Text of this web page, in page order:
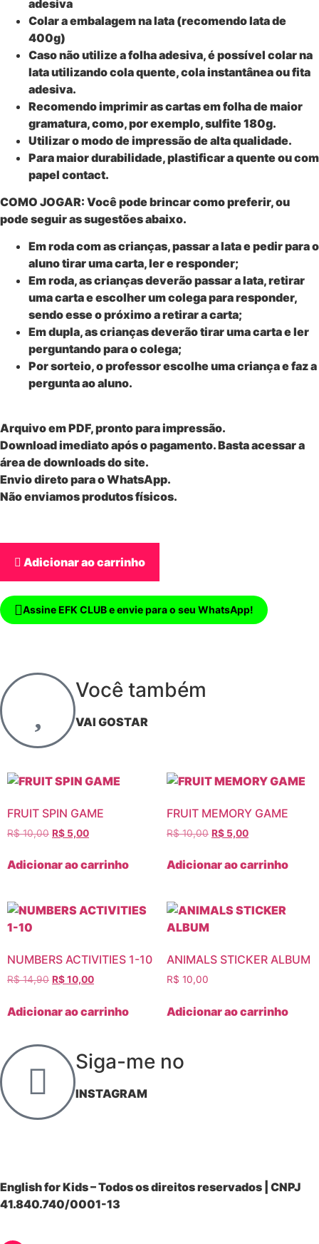
adesiva
Colar a embalagem na lata (recomendo lata de
400g)
Caso não utilize a folha adesiva, é possível colar na
lata utilizando cola quente, cola instantânea ou fita
adesiva.
Recomendo imprimir as cartas em folha de maior
gramatura, como, por exemplo, sulfite 180g.
Utilizar o modo de impressão de alta qualidade.
Para maior durabilidade, plastificar a quente ou com
papel contact.
COMO JOGAR: Você pode brincar como preferir, ou
pode seguir as sugestões abaixo.
Em roda com as crianças, passar a lata e pedir para o
aluno tirar uma carta, ler e responder;
Em roda, as crianças deverão passar a lata, retirar
uma carta e escolher um colega para responder,
sendo esse o próximo a retirar a carta;
Em dupla, as crianças deverão tirar uma carta e ler
perguntando para o colega;
Por sorteio, o professor escolhe uma criança e faz a
pergunta ao aluno.
Arquivo em PDF, pronto para impressão.
Download imediato após o pagamento. Basta acessar a
área de downloads do site.
Envio direto para o WhatsApp.
Não enviamos produtos físicos.
Adicionar ao carrinho
Assine EFK CLUB e envie para o seu WhatsApp!
Você também
VAI GOSTAR
FRUIT SPIN GAME
R$10,00 R$ 5,00
Adicionar ao carrinho
FRUIT MEMORY GAME
R$10,00 R$ 5,00
Adicionar ao carrinho
NUMBERS ACTIVITIES 1-10
R$14,90 R$10,00
Adicionar ao carrinho
ANIMALS STICKER ALBUM
R$ 10,00
Adicionar ao carrinho
Siga-me no
INSTAGRAM
English for Kids – Todos os direitos reservados | CNPJ
41.840.740/0001-13